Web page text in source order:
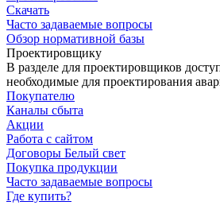
Скачать
Часто задаваемые вопросы
Обзор нормативной базы
Проектировщику
В разделе для проектировщиков
необходимые для проектирования
Покупателю
Каналы сбыта
Акции
Работа с сайтом
Договоры Белый свет
Покупка продукции
Часто задаваемые вопросы
Где купить?